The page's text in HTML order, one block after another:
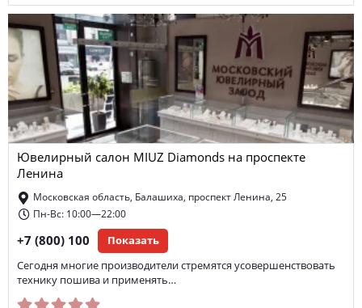
Ювелирный салон MIUZ Diamonds на проспекте
Ленина
Московская область, Балашиха, проспект Ленина, 25
Пн-Вс: 10:00—22:00
+7 (800) 100 Показать
Сегодня многие производители стремятся усовершенствовать
технику пошива и применять…